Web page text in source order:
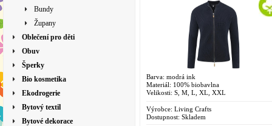
Bundy
Župany
Oblečení pro děti
Obuv
Šperky
Bio kosmetika
Ekodrogerie
Bytový textil
Bytové dekorace
Barva: modrá ink
Materiál: 100% biobavlna
Velikosti: S, M, L, XL, XXL
Výrobce: Living Crafts
Dostupnost: Skladem